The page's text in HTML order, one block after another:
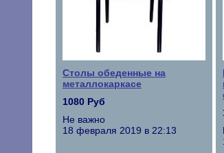
Столы обеденные на
металлокаркасе
1080 Руб
Не важно
18 февраля 2019 в 22:13